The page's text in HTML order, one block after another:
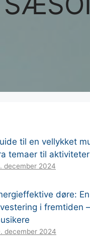
til en vellykket
temaer til aktiviteter
december 2024
døre:
i fremtiden
december 2024